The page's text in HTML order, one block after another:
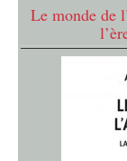
Le monde de